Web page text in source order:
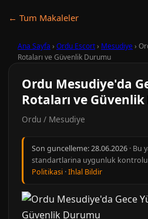
← Tum Makaleler
Ana Sayfa › Ordu Escort› Mesudiye›
Rotaları ve Güvenlik Durumu
Ordu Mesudiye'da
Rotaları ve
Ordu / Mesudiye
Son guncelleme:28.06.2026 · Bu
standartlarina uygunluk
Politikasi ·Ihlal Bildir